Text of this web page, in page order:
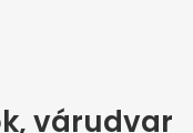
várudvar